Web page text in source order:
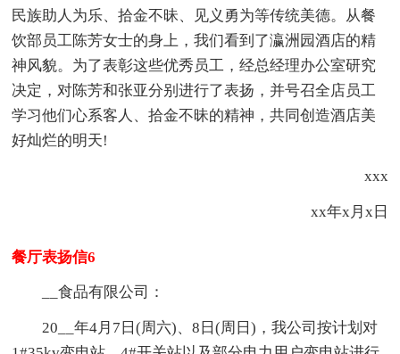
民族助人为乐、拾金不昧、见义勇为等传统美德。从餐
饮部员工陈芳女士的身上，我们看到了瀛洲园酒店的精
神风貌。为了表彰这些优秀员工，经总经理办公室研究
决定，对陈芳和张亚分别进行了表扬，并号召全店员工
学习他们心系客人、拾金不昧的精神，共同创造酒店美
好灿烂的明天!
xxx
xx年x月x日
餐厅表扬信6
__食品有限公司：
20__年4月7日(周六)、8日(周日)，我公司按计划对